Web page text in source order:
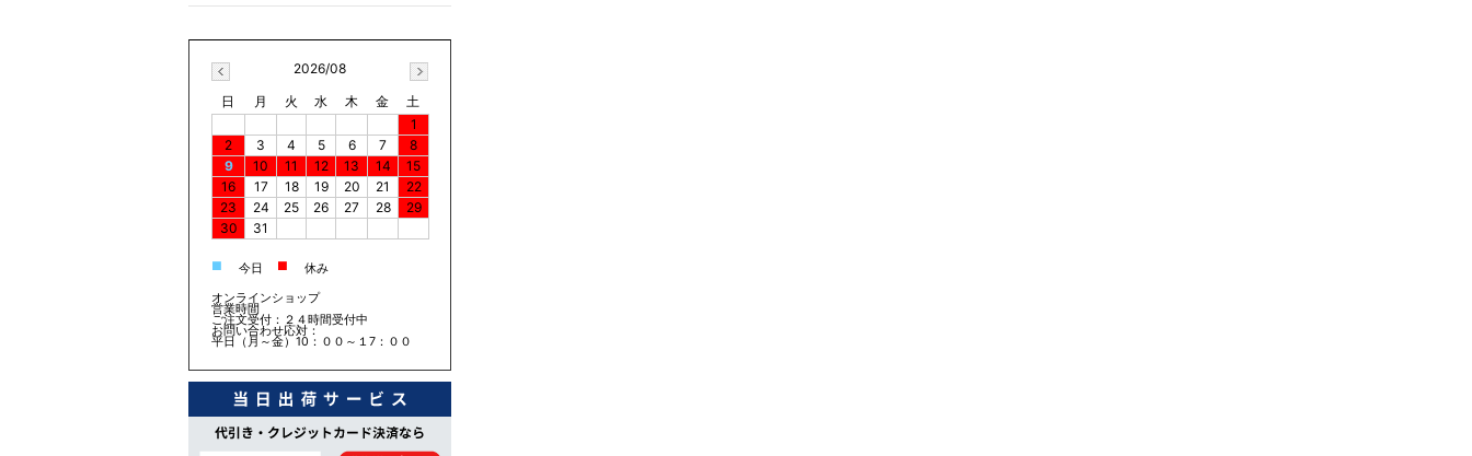
2026/08
日
月 火 水 木 金
土
1
2
3 4 5 6 7
8
9
10 11 12 13 14
15
16
17 18 19 20 21
22
23
24 25 26 27 28
29
30
31
■ 今日 ■ 休み
オンラインショップ
営業時間
ご注文受付：２４時間受付中
お問い合わせ応対：
平日（月～金）10：００～１7：００